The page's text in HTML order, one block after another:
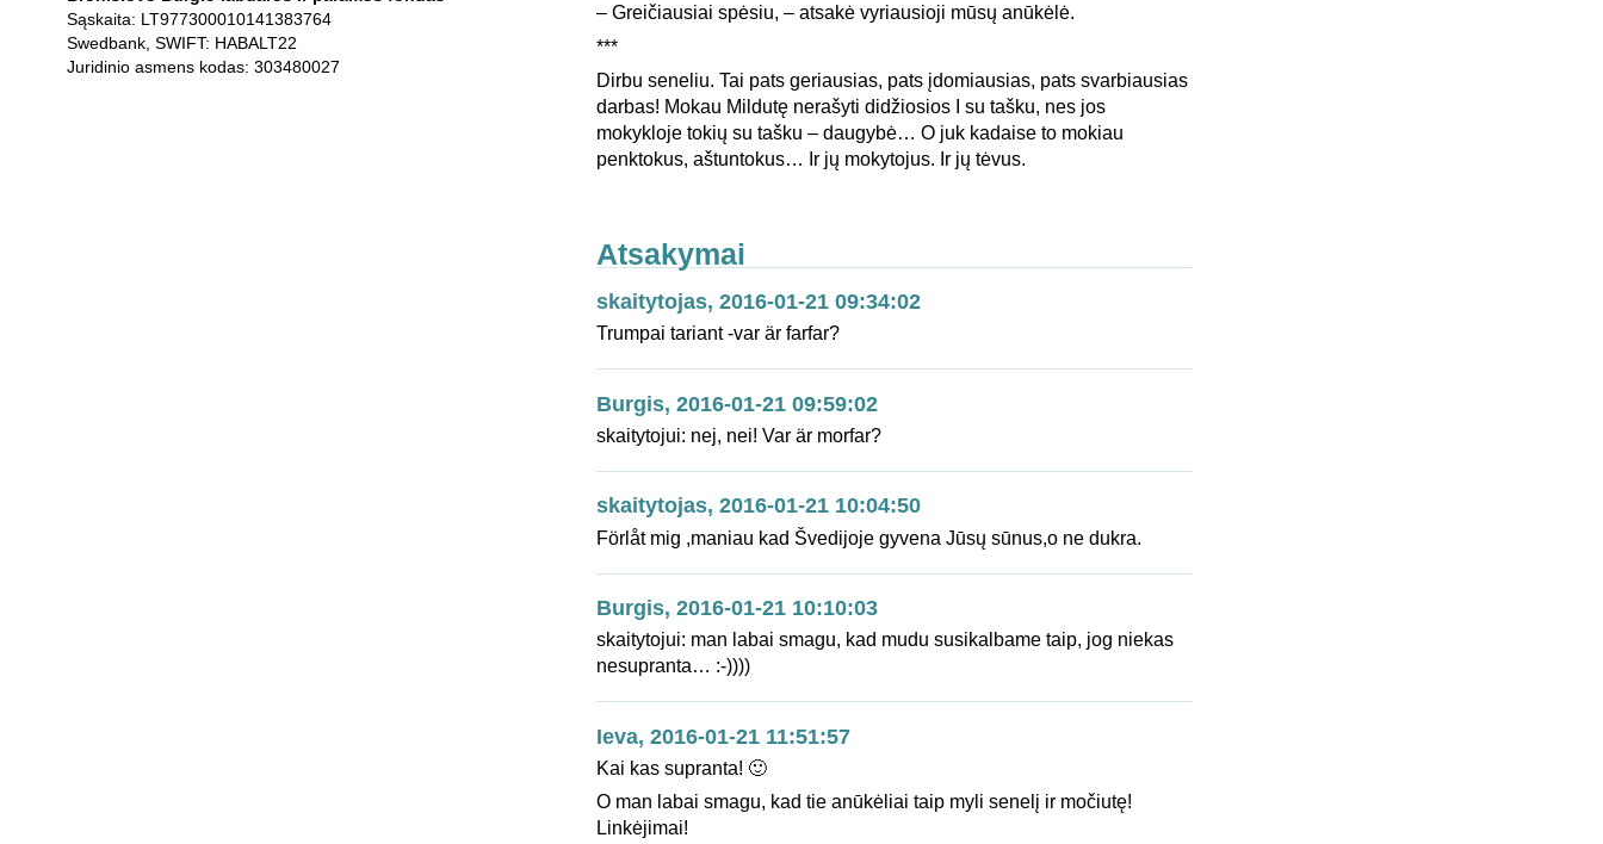
Sąskaita: LT977300010141383764
Swedbank, SWIFT: HABALT22
Juridinio asmens kodas: 303480027
– Greičiausiai spėsiu, – atsakė vyriausioji mūsų anūkėlė.
***
Dirbu seneliu. Tai pats geriausias, pats įdomiausias, pats svarbiausias
darbas! Mokau Mildutę nerašyti didžiosios I su tašku, nes jos
mokykloje tokių su tašku – daugybė… O juk kadaise to mokiau
penktokus, aštuntokus… Ir jų mokytojus. Ir jų tėvus.
Atsakymai
skaitytojas, 2016-01-21 09:34:02
Trumpai tariant -var är farfar?
Burgis, 2016-01-21 09:59:02
skaitytojui: nej, nei! Var är morfar?
skaitytojas, 2016-01-21 10:04:50
Förlåt mig ,maniau kad Švedijoje gyvena Jūsų sūnus,o ne dukra.
Burgis, 2016-01-21 10:10:03
skaitytojui: man labai smagu, kad mudu susikalbame taip, jog niekas
nesupranta… :-))))
Ieva, 2016-01-21 11:51:57
Kai kas supranta! 🙂
O man labai smagu, kad tie anūkėliai taip myli senelį ir močiutę!
Linkėjimai!